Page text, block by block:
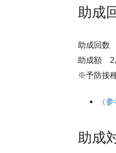
助成
助成回数
助成額
※予防接
（
助成